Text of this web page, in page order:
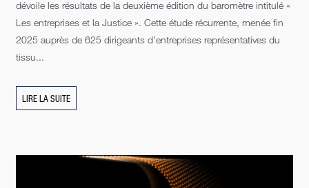
dévoile les résultats de la deuxième édition du baromètre intitulé «
Les entreprises et la Justice ». Cette étude récurrente, menée fin
2025 auprès de 625 dirigeants d’entreprises représentatives du
tissu...
LIRE LA SUITE